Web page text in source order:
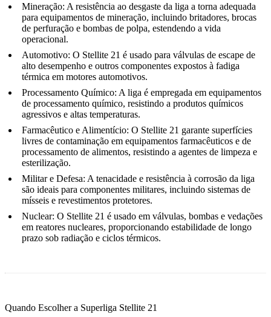
Mineração: A resistência ao desgaste da liga a torna adequada
para equipamentos de mineração, incluindo britadores, brocas
de perfuração e bombas de polpa, estendendo a vida
operacional.
Automotivo: O Stellite 21 é usado para válvulas de escape de
alto desempenho e outros componentes expostos à fadiga
térmica em motores automotivos.
Processamento Químico: A liga é empregada em equipamentos
de processamento químico, resistindo a produtos químicos
agressivos e altas temperaturas.
Farmacêutico e Alimentício: O Stellite 21 garante superfícies
livres de contaminação em equipamentos farmacêuticos e de
processamento de alimentos, resistindo a agentes de limpeza e
esterilização.
Militar e Defesa: A tenacidade e resistência à corrosão da liga
são ideais para componentes militares, incluindo sistemas de
mísseis e revestimentos protetores.
Nuclear: O Stellite 21 é usado em válvulas, bombas e vedações
em reatores nucleares, proporcionando estabilidade de longo
prazo sob radiação e ciclos térmicos.
Quando Escolher a Superliga Stellite 21